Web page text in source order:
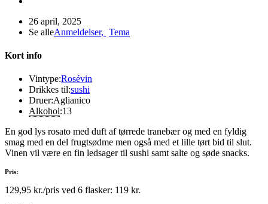
26 april, 2025
Se alleAnmeldelser, Tema
Kort info
Vintype:Rosévin
Drikkes til:sushi
Druer:Aglianico
Alkohol:13
En god lys rosato med duft af tørrede tranebær og med en fyldig
smag med en del frugtsødme men også med et lille tørt bid til slut.
Vinen vil være en fin ledsager til sushi samt salte og søde snacks.
Pris:
129,95 kr./pris ved 6 flasker: 119 kr.